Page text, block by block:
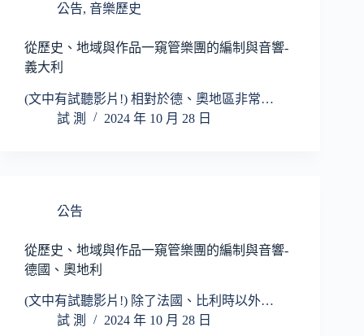
公告, 音樂歷史
從歷史、地域與作品一窺管樂團的編制與音響-
義大利
(文中有試聽影片!) 相對於德、奧地區非常…
試 測
2024 年 10 月 28 日
公告
從歷史、地域與作品一窺管樂團的編制與音響-
德國、奧地利
(文中有試聽影片!) 除了法國、比利時以外…
試 測
2024 年 10 月 28 日